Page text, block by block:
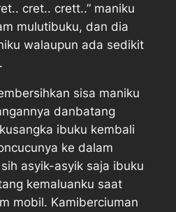
cret.. crett..” maniku
mulutibuku, dan dia
walaupun ada sedikit
sisa maniku
danbatang
ibuku kembali
ke dalam
asyik-asyik saja ibuku
kemaluanku saat
mobil. Kamiberciuman